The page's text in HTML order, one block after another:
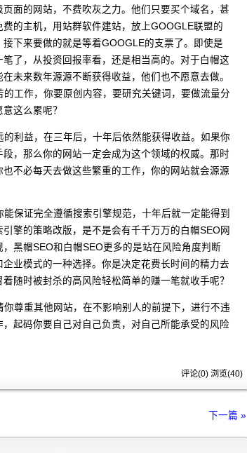
面的网站，不费吹灰之力。他们只要买个域名，甚
的主机，用站群软件建站，放上GOOGLE联盟的
下来要做的就是等着GOOGLE的支票了。即使是
了，从投资回报率看，还是相当高的。对于白帽这
未来数年源源不断获得收益，他们也不愿意去做。
的工作，你要原创内容，要研究关键词，要做流量分
这么累呢？
利益，在三年后，十年后依然能获得收益。如果你
，那么你的网站一定会成为这个领域的权威。那时
不必每天去做这些繁重的工作，你的网站就会源源
保证完全遵循搜索引擎规范，十年后就一定能得到
擎的策略改版，是不是会有千千万万的白帽SEO网
黑帽SEO和白帽SEO更多的是站在风险角度判断
业模式的一种选择。你是决定花费长时间的精力去
随时被封杀的高风险轻松简单的赚一笔就收手呢？
尊重其他网站，在不影响别人的前提下，进行不违
起码你要自己对自己负责，对自己所能承受的风险
评论(0) 浏览(40)
下一篇 »